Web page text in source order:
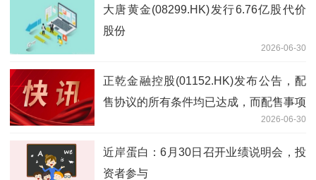
大唐黄金(08299.HK)发行6.76亿股代价
股份
2026-06-30
正乾金融控股(01152.HK)发布公告，配
售协议的所有条件均已达成，而配售事项
已于2026年6月30日完成 当前热门2026-06-30
近岸蛋白：6月30日召开业绩说明会，投
资者参与